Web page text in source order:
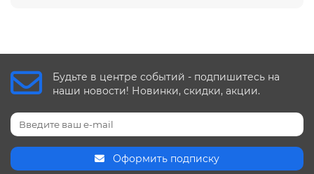
Будьте в центре событий - подпишитесь на
наши новости! Новинки, скидки, акции.
Оформить подписку